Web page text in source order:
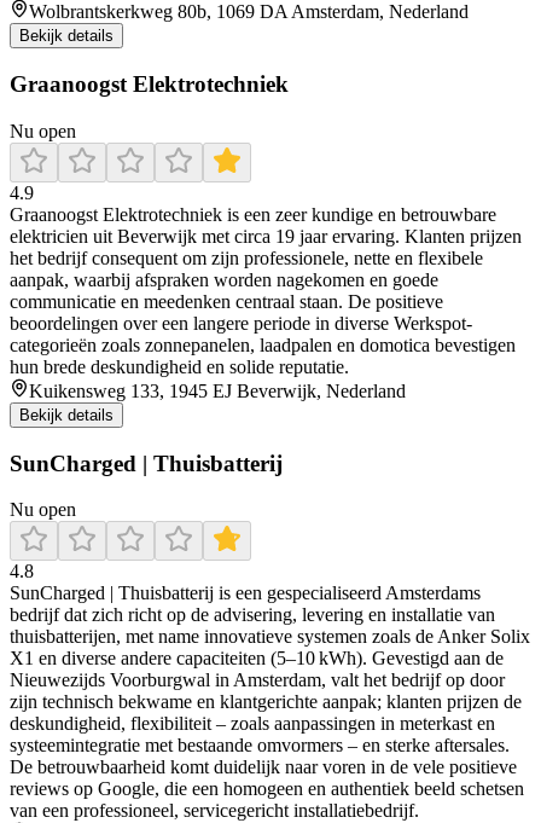
Wolbrantskerkweg 80b, 1069 DA Amsterdam, Nederland
Bekijk details
Graanoogst Elektrotechniek
Nu open
4.9
Graanoogst Elektrotechniek is een zeer kundige en betrouwbare
elektricien uit Beverwijk met circa 19 jaar ervaring. Klanten prijzen
het bedrijf consequent om zijn professionele, nette en flexibele
aanpak, waarbij afspraken worden nagekomen en goede
communicatie en meedenken centraal staan. De positieve
beoordelingen over een langere periode in diverse Werkspot-
categorieën zoals zonnepanelen, laadpalen en domotica bevestigen
hun brede deskundigheid en solide reputatie.
Kuikensweg 133, 1945 EJ Beverwijk, Nederland
Bekijk details
SunCharged | Thuisbatterij
Nu open
4.8
SunCharged | Thuisbatterij is een gespecialiseerd Amsterdams
bedrijf dat zich richt op de advisering, levering en installatie van
thuisbatterijen, met name innovatieve systemen zoals de Anker Solix
X1 en diverse andere capaciteiten (5–10 kWh). Gevestigd aan de
Nieuwezijds Voorburgwal in Amsterdam, valt het bedrijf op door
zijn technisch bekwame en klantgerichte aanpak; klanten prijzen de
deskundigheid, flexibiliteit – zoals aanpassingen in meterkast en
systeemintegratie met bestaande omvormers – en sterke aftersales.
De betrouwbaarheid komt duidelijk naar voren in de vele positieve
reviews op Google, die een homogeen en authentiek beeld schetsen
van een professioneel, servicegericht installatiebedrijf.